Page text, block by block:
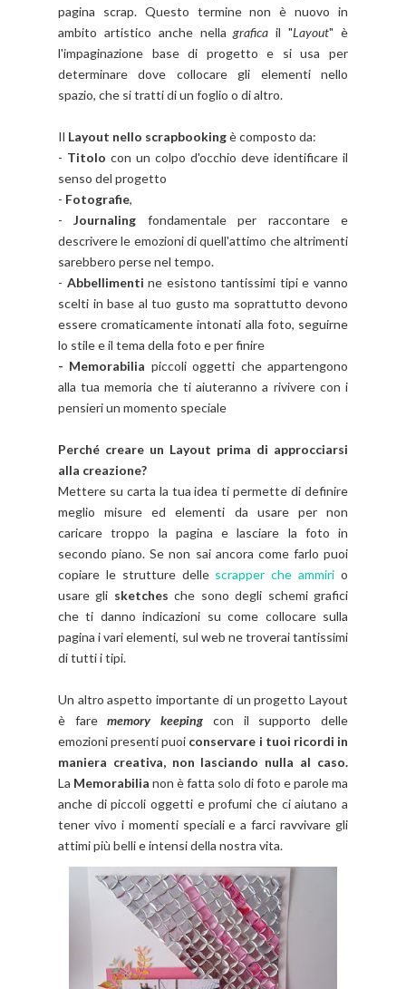
pagina scrap. Questo termine non è nuovo in
ambito artistico anche nellagrafica il "Layout" è
l'impaginazione base di progetto e si usa per
determinare dove collocare gli elementi nello
spazio, che si tratti di un foglio o di altro.
Il Layout nello scrapbookingè composto da:
- Titolo con un colpo d'occhio deve identificare il
senso del progetto
- Fotografie,
-Journaling fondamentale per raccontare e
descrivere le emozioni di quell'attimo che altrimenti
sarebbero perse nel tempo.
- Abbellimentine esistono tantissimi tipi e vanno
scelti in base al tuo gusto ma soprattutto devono
essere cromaticamente intonati alla foto, seguirne
lo stile e il tema della foto e per finire
- Memorabilia piccoli oggetti che appartengono
alla tua memoria che ti aiuteranno a rivivere con i
pensieri un momento speciale
Perché creare un Layout prima di approcciarsi
alla creazione?
Mettere su carta la tua idea ti permette di definire
meglio misure ed elementi da usare per non
caricare troppo la pagina e lasciare la foto in
secondo piano. Se non sai ancora come farlo puoi
copiare le strutture delle scrapper che ammiri o
usare gli sketches che sono degli schemi grafici
che ti danno indicazioni su come collocare sulla
pagina i vari elementi, sul web ne troverai tantissimi
di tutti i tipi.
Un altro aspetto importante di un progetto Layout
è farememory keeping con il supporto delle
emozioni presenti puoi conservare i tuoi ricordi in
maniera creativa, non lasciando nulla al caso.
La Memorabilia non è fatta solo di foto e parole ma
anche di piccoli oggetti e profumi che ci aiutano a
tener vivo i momenti speciali e a farci ravvivare gli
attimi più belli e intensi della nostra vita.